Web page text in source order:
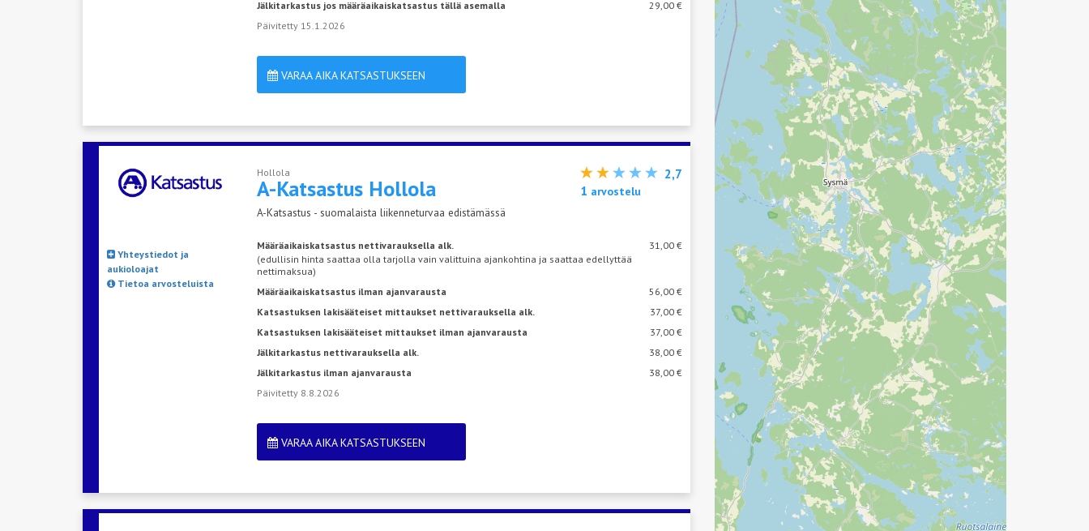
Jälkitarkastus jos määräaikaiskatsastus tällä asemalla
29,00 €
Päivitetty 15.1.2026
VARAA AIKA KATSASTUKSEEN
Hollola
A-Katsastus Hollola
A-Katsastus - suomalaista liikenneturvaa edistämässä
2,7
1 arvostelu
Yhteystiedot ja
aukioloajat
Tietoa arvosteluista
Määräaikaiskatsastus nettivarauksella alk.
31,00 €
(edullisin hinta saattaa olla tarjolla vain valittuina ajankohtina ja saattaa edellyttää
nettimaksua)
Määräaikaiskatsastus ilman ajanvarausta
56,00 €
Katsastuksen lakisääteiset mittaukset nettivarauksella alk.
37,00 €
Katsastuksen lakisääteiset mittaukset ilman ajanvarausta
37,00 €
Jälkitarkastus nettivarauksella alk.
38,00 €
Jälkitarkastus ilman ajanvarausta
38,00 €
Päivitetty 8.8.2026
VARAA AIKA KATSASTUKSEEN